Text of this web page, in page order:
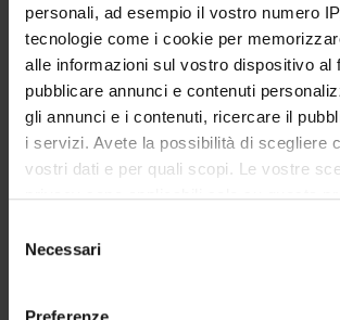
personali, ad esempio il vostro numero
tecnologie come i cookie per
alle informazioni sul vostro dispositivo al
pubblicare annunci e contenuti
gli annunci e i contenuti, ricercare il
i servizi. Avete la possibilità di scegliere
vostri dati e per quali scopi. Le vostre
privacy sono applicabili solo su questa
modificare o revocare il proprio consenso
momento dalla Dichiarazione sui cookie
delNecessari
flexible instruments. It is backed up by a
clinical and industrial partners that are
involved in subsequent exploitation.
SPONSORS:
Unione Europea
Funds:assigned and managed by the